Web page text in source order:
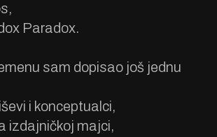
Paradox.
sam dopisao još jednu
i konceptualci,
izdajničkoj majci,